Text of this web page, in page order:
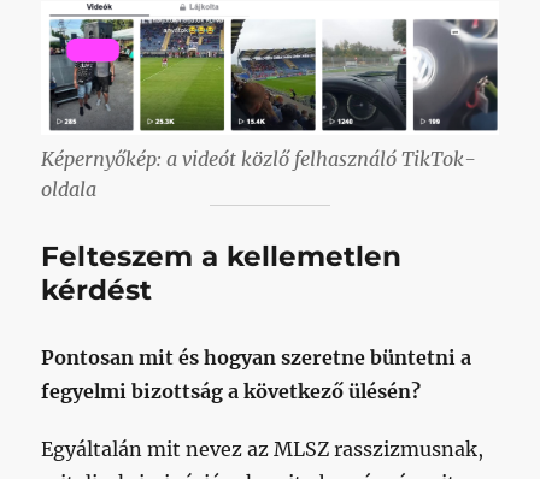
Képernyőkép: a videót közlő felhasználó TikTok-
oldala
Felteszem a kellemetlen
kérdést
Pontosan mit és hogyan szeretne büntetni a
fegyelmi bizottság a következő ülésén?
Egyáltalán mit nevez az MLSZ rasszizmusnak,